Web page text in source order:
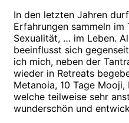
In den letzten Jahren
Erfahrungen sammeln im
Sexualität, … im Leben.
beeinflusst sich
ich mich, neben der
wieder in Retreats
Metanoia, 10 Tage
welche teilweise sehr
wunderschön und